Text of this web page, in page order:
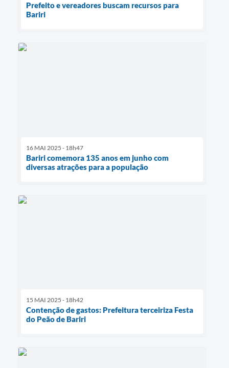
Prefeito e vereadores buscam recursos para
Bariri
16 MAI 2025 - 18h47
Bariri comemora 135 anos em junho com
diversas atrações para a população
15 MAI 2025 - 18h42
Contenção de gastos: Prefeitura terceiriza Festa
do Peão de Bariri